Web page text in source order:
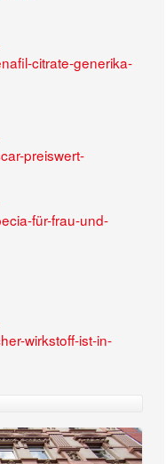
citrate-generika-
preiswert-
für-frau-und-
wirkstoff-ist-in-